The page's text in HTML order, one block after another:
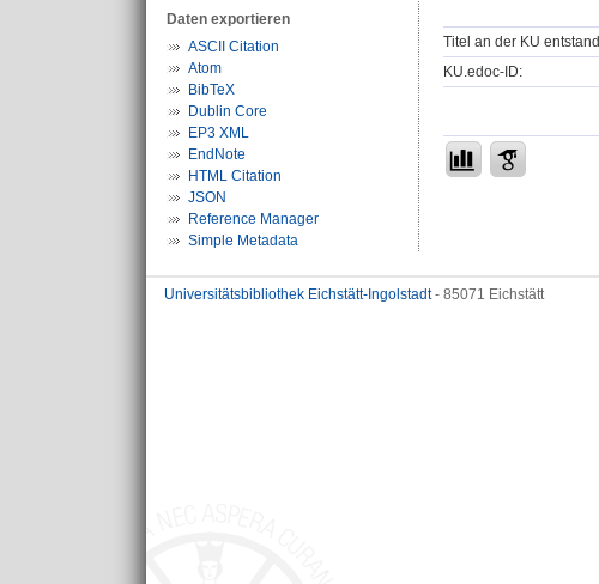
Daten exportieren
ASCII Citation
Atom
BibTeX
Dublin Core
EP3 XML
EndNote
HTML Citation
JSON
Reference Manager
Simple Metadata
Titel an der KU
KU.edoc-ID:
Universitätsbibliothek Eichstätt-Ingolstadt- 85071 Eichstätt